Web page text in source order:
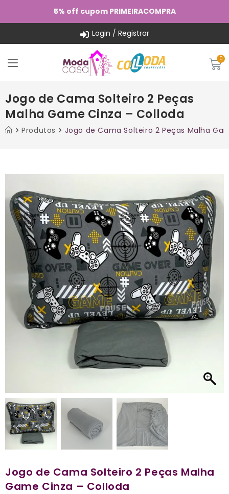
5% off cupom PRIMEIRACOMPRA
Login / Registrar
Jogo de Cama Solteiro 2 Peças
Malha Game Cinza – Colloda
Produtos Jogo de Cama Solteiro 2 Peças Malha
Jogo de Cama Solteiro 2 Peças Malha
Game Cinza – Colloda